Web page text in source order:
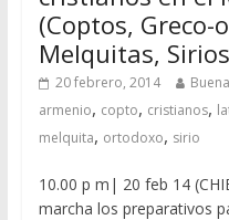
(Coptos, Greco-
Melquitas,
20 febrero, 2014
armenio, copto, cristianos,
melquita, ortodoxo, sirio
10.00 p m| 20 feb 14
marcha los preparativos